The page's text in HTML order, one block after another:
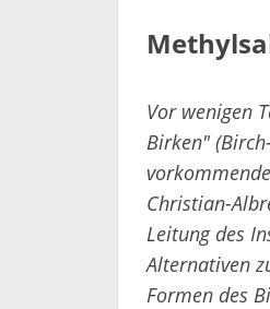
Vor wenigen
Birken"
Christian-
Leitung des
Alternativen
Formen des